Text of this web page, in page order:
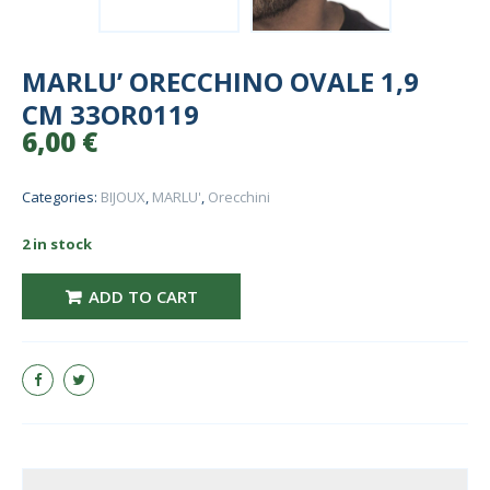
MARLU’ ORECCHINO OVALE 1,9
CM 33OR0119
6,00 €
Categories: BIJOUX, MARLU', Orecchini
2 in stock
ADD TO CART